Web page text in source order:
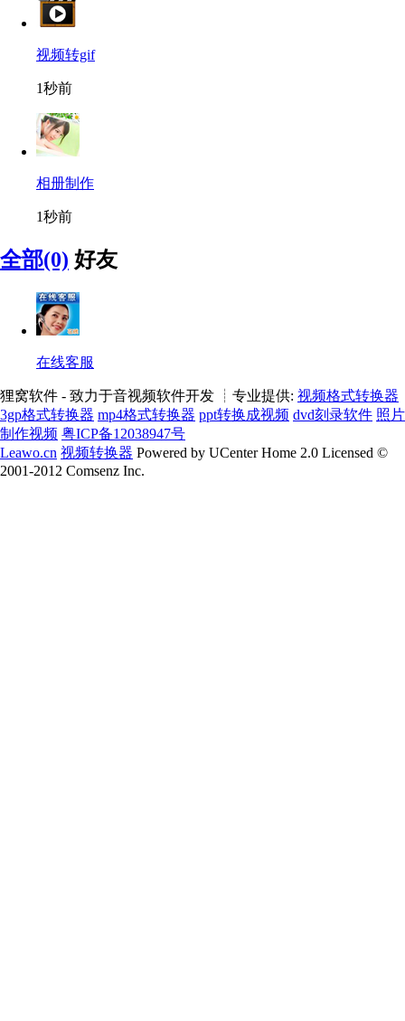
视频转gif
1秒前
相册制作
1秒前
全部(0) 好友
在线客服
狸窝软件 - 致力于音视频软件开发 ┊专业提供: 视频格式转换器
3gp格式转换器 mp4格式转换器 ppt转换成视频 dvd刻录软件 照片
制作视频 粤ICP备12038947号
Leawo.cn 视频转换器 Powered by UCenter Home 2.0 Licensed ©
2001-2012 Comsenz Inc.